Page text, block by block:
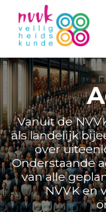
Vanuit de
als landelijk
over
Onderstaande
van alle
NVVK en